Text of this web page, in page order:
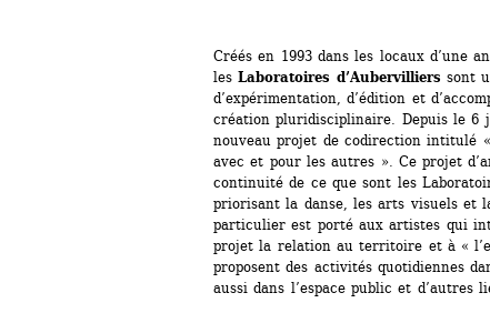
Créés en 1993 dans les locaux d’une
les Laboratoires d’Aubervilliers sont
d’expérimentation, d’édition et
création pluridisciplinaire. Depuis le 6
nouveau projet de codirection intitulé
avec et pour les autres ». Ce projet
continuité de ce que sont les
priorisant la danse, les arts visuels et
particulier est porté aux artistes qui
projet la relation au territoire et à «
proposent des activités quotidiennes
aussi dans l’espace public et d’autres